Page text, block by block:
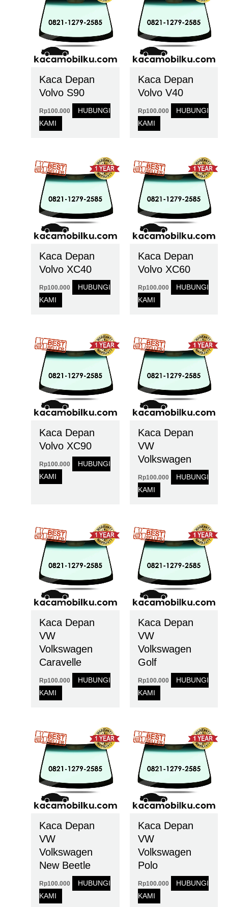
Kaca Depan
Volvo S90
Rp100.000
HUBUNGI
KAMI
Kaca Depan
Volvo V40
Rp100.000
HUBUNGI
KAMI
Kaca Depan
Volvo XC40
Rp100.000
HUBUNGI
KAMI
Kaca Depan
Volvo XC60
Rp100.000
HUBUNGI
KAMI
Kaca Depan
Volvo XC90
Rp100.000
HUBUNGI
KAMI
Kaca Depan
VW
Volkswagen
Rp100.000
HUBUNGI
KAMI
Kaca Depan
VW
Volkswagen
Caravelle
Rp100.000
HUBUNGI
KAMI
Kaca Depan
VW
Volkswagen
Golf
Rp100.000
HUBUNGI
KAMI
Kaca Depan
VW
Volkswagen
New Beetle
Rp100.000
HUBUNGI
KAMI
Kaca Depan
VW
Volkswagen
Polo
Rp100.000
HUBUNGI
KAMI